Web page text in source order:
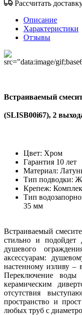
Рассчитать
Описание
Характеристики
Отзывы
Встраиваемый
(SLISB00i67), 2
Цвет: Хром
Гарантия 10 лет
Материал:
Тип подводки:
Крепеж:
Тип
35 мм
Встраиваемый
стильно и
душевого
аксессуарам:
настенному изливу –
Переключение воды
керамическим
отсутствия
пространство и
любых труб с